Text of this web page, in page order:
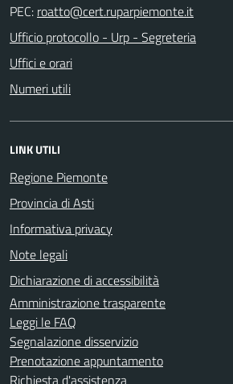
PEC:
Ufficio protocollo - Urp - Segreteria
Uffici e orari
Numeri utili
LINK UTILI
Regione Piemonte
Provincia di Asti
Informativa privacy
Note legali
Dichiarazione di accessibilità
Amministrazione trasparente
Leggi le FAQ
Segnalazione disservizio
Prenotazione appuntamento
Richiesta d'assistenza